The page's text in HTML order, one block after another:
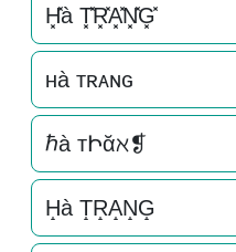
H͓̽à T͓̽R͓̽A͓̽N͓̽G͓̽
ʜà ᴛʀᴀɴɢ
ℏà тԻᾰℵ❡
H̝à T̝R̝A̝N̝G̝